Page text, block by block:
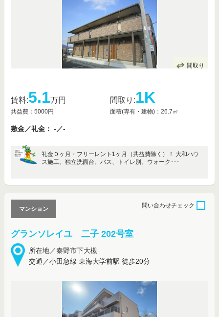
間取り
賃料:5.1万円
共益費：5000円
間取り:1K
面積(専有・建物)：26.7㎡
敷金／礼金： -／-
礼金０ヶ月・フリーレント1ヶ月（共益費除く）！ 大和ハウ
ス施工。独立洗面台、バス、トイレ別、ウォーク･･･
グランソレイユ 二子 202号室
所在地／秦野市下大槻
交通／小田急線 東海大学前駅 徒歩20分
マンション
問い合わせチェック